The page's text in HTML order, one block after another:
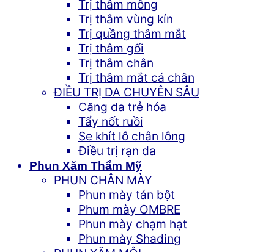
Trị thâm mông
Trị thâm vùng kín
Trị quầng thâm mắt
Trị thâm gối
Trị thâm chân
Trị thâm mắt cá chân
ĐIỀU TRỊ DA CHUYÊN SÂU
Căng da trẻ hóa
Tẩy nốt ruồi
Se khít lỗ chân lông
Điều trị rạn da
Phun Xăm Thẩm Mỹ
PHUN CHÂN MÀY
Phun mày tán bột
Phum mày OMBRE
Phun mày chạm hạt
Phun mày Shading